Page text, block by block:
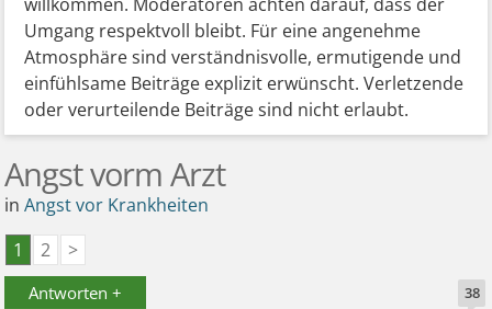
Umgang respektvoll bleibt. Für eine angenehme
Atmosphäre sind verständnisvolle, ermutigende und
einfühlsame Beiträge explizit erwünscht. Verletzende
oder verurteilende Beiträge sind nicht erlaubt.
Angst vorm Arzt
inAngst vor Krankheiten
1
2 >
Antworten + 38